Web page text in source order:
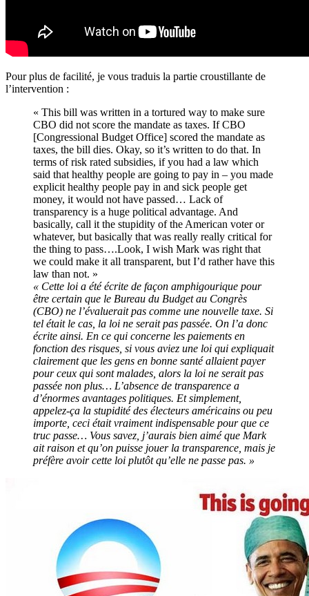
Pour plus de facilité, je vous traduis la partie croustillante de
l’intervention :
« This bill was written in a tortured way to make sure
CBO did not score the mandate as taxes. If CBO
[Congressional Budget Office] scored the mandate as
taxes, the bill dies. Okay, so it’s written to do that. In
terms of risk rated subsidies, if you had a law which
said that healthy people are going to pay in – you made
explicit healthy people pay in and sick people get
money, it would not have passed… Lack of
transparency is a huge political advantage. And
basically, call it the stupidity of the American voter or
whatever, but basically that was really really critical for
the thing to pass….Look, I wish Mark was right that
we could make it all transparent, but I’d rather have this
law than not. »
« Cette loi a été écrite de façon amphigourique pour
être certain que le Bureau du Budget au Congrès
(CBO) ne l’évaluerait pas comme une nouvelle taxe. Si
tel était le cas, la loi ne serait pas passée. On l’a donc
écrite ainsi. En ce qui concerne les paiements en
fonction des risques, si vous aviez une loi qui expliquait
clairement que les gens en bonne santé allaient payer
pour ceux qui sont malades, alors la loi ne serait pas
passée non plus… L’absence de transparence a
d’énormes avantages politiques. Et simplement,
appelez-ça la stupidité des électeurs américains ou peu
importe, ceci était vraiment indispensable pour que ce
truc passe… Vous savez, j’aurais bien aimé que Mark
ait raison et qu’on puisse jouer la transparence, mais je
préfère avoir cette loi plutôt qu’elle ne passe pas. »